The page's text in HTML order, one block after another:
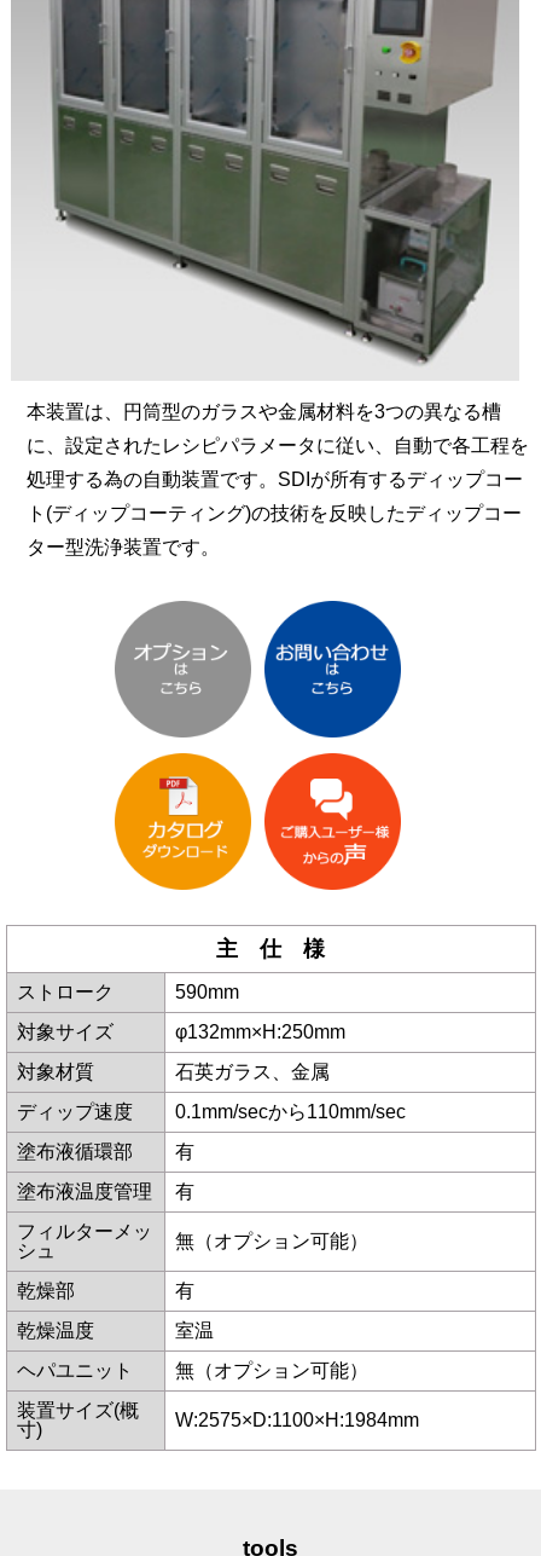
本装置は、円筒型のガラスや金属材料を3つの異なる槽
に、設定されたレシピパラメータに従い、自動で各工程を
処理する為の自動装置です。SDIが所有するディップコー
ト(ディップコーティング)の技術を反映したディップコー
ター型洗浄装置です。
主 仕 様
ストローク
590mm
対象サイズ
φ132mm×H:250mm
対象材質
石英ガラス、金属
ディップ速度
0.1mm/secから110mm/sec
塗布液循環部
有
塗布液温度管理
有
フィルターメッ
シュ
無（オプション可能）
乾燥部
有
乾燥温度
室温
ヘパユニット
無（オプション可能）
装置サイズ(概
寸)
W:2575×D:1100×H:1984mm
tools